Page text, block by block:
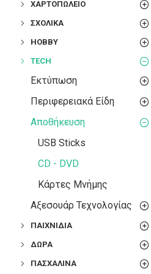
ΧΑΡΤΟΠΩΛΕΊΟ
ΣΧΟΛΙΚΆ
HOBBY
TECH
Εκτύπωση
Περιφερειακά Είδη
Αποθήκευση
USB Sticks
CD - DVD
Κάρτες Μνήμης
Αξεσουάρ Τεχνολογίας
ΠΑΙΧΝΊΔΙΑ
ΔΏΡΑ
ΠΑΣΧΑΛΙΝΆ